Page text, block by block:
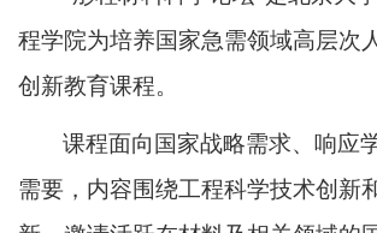
程学院为培养国家急需领域高层次
创新教育课程。
课程面向国家战略需求、响应
需要，内容围绕工程科学技术创新